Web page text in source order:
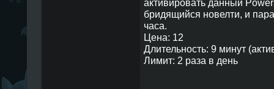
активировать данный
бридящийся новелти, и
часа.
Цена: 12
Длительность: 9 минут
Лимит: 2 раза в день